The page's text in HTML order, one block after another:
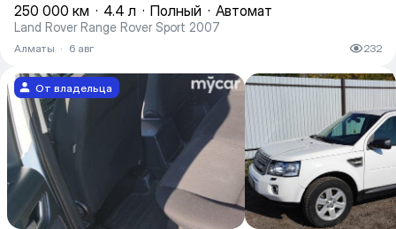
250 000 км · 4.4 л · Полный · Автомат
Land Rover Range Rover Sport 2007
Алматы · 6 авг 232
От владельца